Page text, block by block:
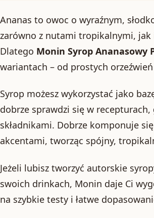
Ananas to owoc o wyraźnym,
zarówno z nutami tropikalnymi, jak
Dlatego Monin Syrop Ananasowy
wariantach – od prostych
Syrop możesz wykorzystać jako
dobrze sprawdzi się w recepturach,
składnikami. Dobrze komponuje
akcentami, tworząc spójny,
Jeżeli lubisz tworzyć autorskie
swoich drinkach, Monin daje Ci
na szybkie testy i łatwe